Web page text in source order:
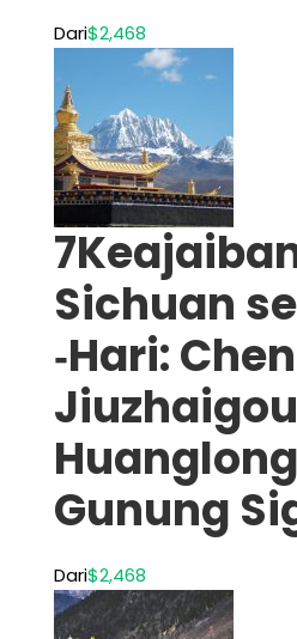
Dari$2,468
Sichuan
‑Hari:
Gunung
Dari$2,468